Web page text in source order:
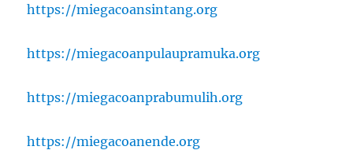
https://miegacoansintang.org
https://miegacoanpulaupramuka.org
https://miegacoanprabumulih.org
https://miegacoanende.org